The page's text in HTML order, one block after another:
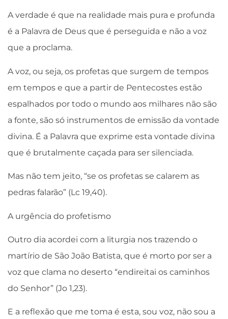
A verdade é que na realidade mais pura e profunda
é a Palavra de Deus que é perseguida e não a voz
que a proclama.
A voz, ou seja, os profetas que surgem de tempos
em tempos e que a partir de Pentecostes estão
espalhados por todo o mundo aos milhares não são
a fonte, são só instrumentos de emissão da vontade
divina. É a Palavra que exprime esta vontade divina
que é brutalmente caçada para ser silenciada.
Mas não tem jeito, “se os profetas se calarem as
pedras falarão” (Lc 19,40).
A urgência do profetismo
Outro dia acordei com a liturgia nos trazendo o
martírio de São João Batista, que é morto por ser a
voz que clama no deserto “endireitai os caminhos
do Senhor” (Jo 1,23).
E a reflexão que me toma é esta, sou voz, não sou a